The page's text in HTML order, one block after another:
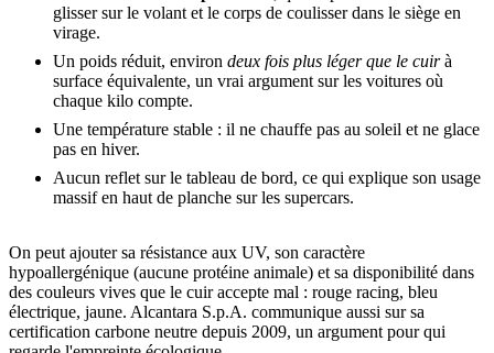
glisser sur le volant et le corps de coulisser dans le siège en
virage.
Un poids réduit, environ deux fois plus léger que le cuirà
surface équivalente, un vrai argument sur les voitures où
chaque kilo compte.
Une température stable : il ne chauffe pas au soleil et ne glace
pas en hiver.
Aucun reflet sur le tableau de bord, ce qui explique son usage
massif en haut de planche sur les supercars.
On peut ajouter sa résistance aux UV, son caractère
hypoallergénique (aucune protéine animale) et sa disponibilité dans
des couleurs vives que le cuir accepte mal : rouge racing, bleu
électrique, jaune. Alcantara S.p.A. communique aussi sur sa
certification carbone neutre depuis 2009, un argument pour qui